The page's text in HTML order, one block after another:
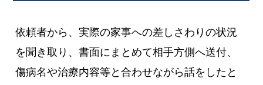
依頼者から、実際の家事への差しさわりの状況
を聞き取り、書面にまとめて相手方側へ送付、
傷病名や治療内容等と合わせながら話をしたと